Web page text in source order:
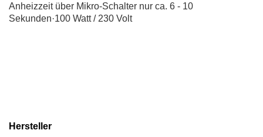
Anheizzeit über Mikro-Schalter nur ca. 6 - 10
Sekunden·100 Watt / 230 Volt
Hersteller